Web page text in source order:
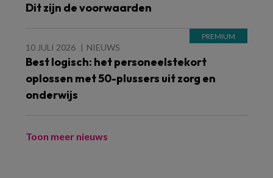
Dit zijn de voorwaarden
10 JULI 2026 NIEUWS
Best logisch: het personeelstekort
oplossen met 50-plussers uit zorg en
onderwijs
Toon meer nieuws